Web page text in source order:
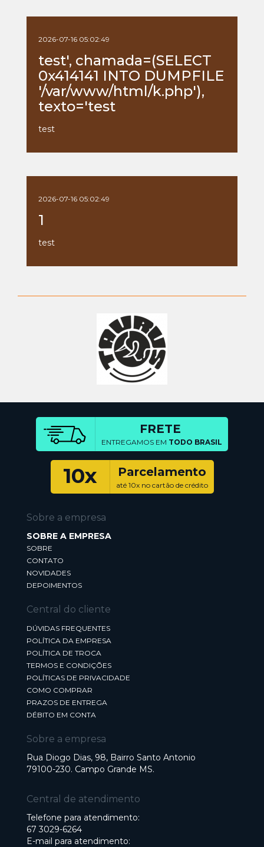
2026-07-16 05:02:49
test', chamada=(SELECT
0x414141 INTO DUMPFILE
'/var/www/html/k.php'),
texto='test
test
2026-07-16 05:02:49
1
test
FRETE
ENTREGAMOS EM TODO BRASIL
10x Parcelamento
até 10x no cartão de crédito
Sobre a empresa
SOBRE A EMPRESA
SOBRE
CONTATO
NOVIDADES
DEPOIMENTOS
Central do cliente
DÚVIDAS FREQUENTES
POLÍTICA DA EMPRESA
POLÍTICA DE TROCA
TERMOS E CONDIÇÕES
POLÍTICAS DE PRIVACIDADE
COMO COMPRAR
PRAZOS DE ENTREGA
DÉBITO EM CONTA
Sobre a empresa
Rua Diogo Dias, 98, Bairro Santo Antonio
79100-230. Campo Grande MS.
Central de atendimento
Telefone para atendimento:
67 3029-6264
E-mail para atendimento: